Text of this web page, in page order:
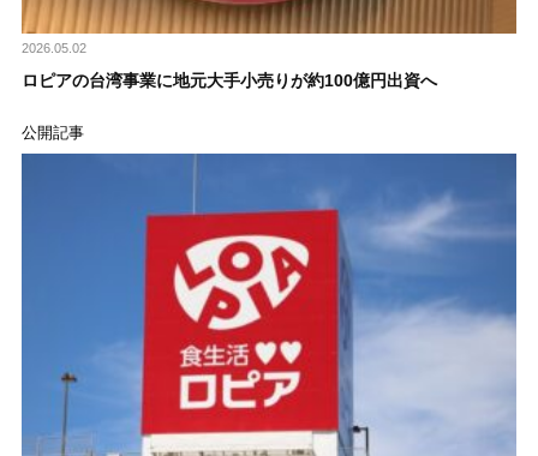
2026.05.02
ロピアの台湾事業に地元大手小売りが約100億円出資へ
公開記事